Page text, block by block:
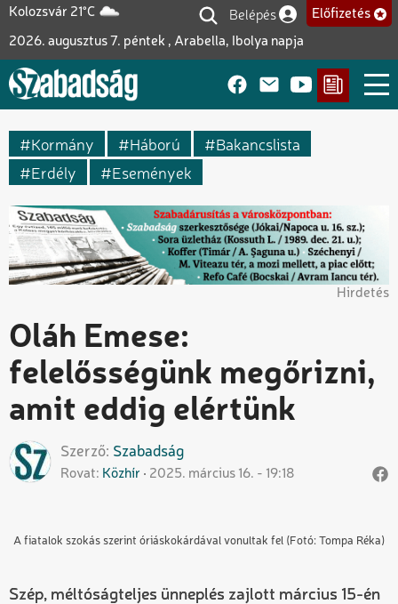
Ugrás
tartalomra
Kolozsvár 21°C
2026. augusztus 7. péntek , Arabella, Ibolya napja
Felhasználói fiók
Belépés Előfizetés
Kormány Háború
Bakancslista
Erdély
Események
Hirdetés
Oláh Emese:
felelősségünk megőrizni,
amit eddig elértünk
Szerző Szabadság
Rovat Közhír 2025. március 16. - 19:18
A fiatalok szokás szerint óriáskokárdával vonultak fel (Fotó: Tompa Réka)
Szép, méltóságteljes ünneplés zajlott március 15-én